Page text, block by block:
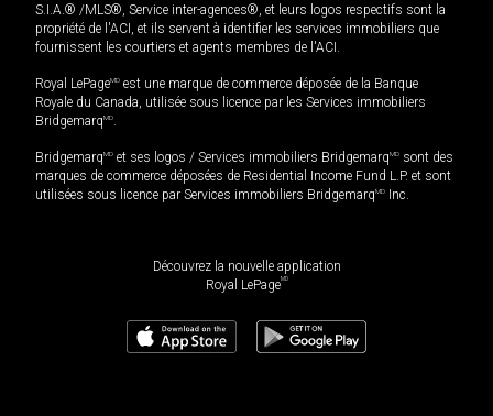
S.I.A.® /MLS®, Service inter-agences®, et leurs logos respectifs sont la
propriété de l'ACI, et ils servent à identifier les services immobiliers que
fournissent les courtiers et agents membres de l'ACI.
Royal LePageMD est une marque de commerce déposée de la Banque
Royale du Canada, utilisée sous licence par les Services immobiliers
BridgemarqMD
BridgemarqMD et ses logos / Services immobiliers BridgemarqMD sont des
marques de commerce déposées de Residential Income Fund L.P. et sont
utilisées sous licence par Services immobiliers BridgemarqMD Inc.
Découvrez la nouvelle application
Royal LePageMD